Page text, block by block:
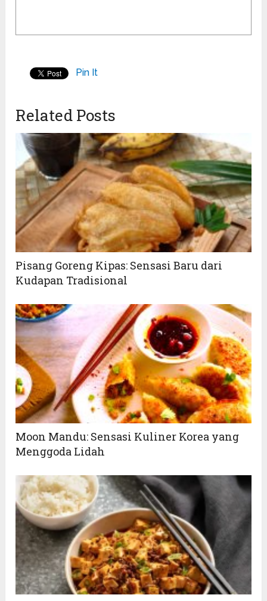
Pin It
Related Posts
Pisang Goreng Kipas: Sensasi Baru dari
Kudapan Tradisional
Moon Mandu: Sensasi Kuliner Korea yang
Menggoda Lidah